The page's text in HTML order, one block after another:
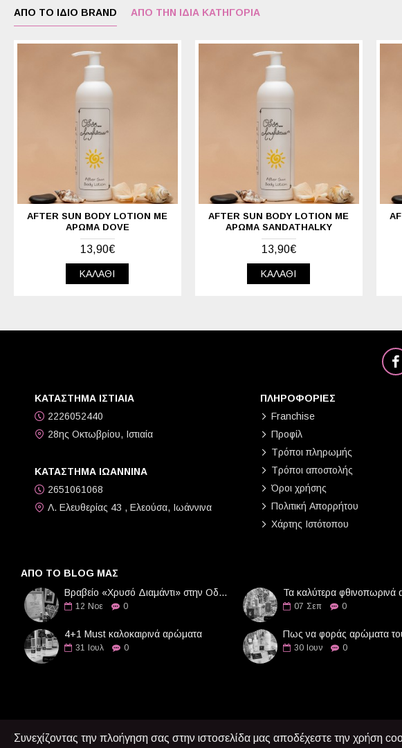
ΑΠΌ ΤΟ ΊΔΙΟ BRAND ΑΠΌ ΤΗΝ ΊΔΙΑ ΚΑΤΗΓΟΡΊΑ
AFTER SUN BODY LOTION ΜΕ
ΆΡΩΜΑ DOVE
13,90€
ΚΑΛΆΘΙ
AFTER SUN BODY LOTION ΜΕ
ΆΡΩΜΑ SANDATHALKY
13,90€
ΚΑΛΆΘΙ
ΚΑΤΑΣΤΗΜΑ ΙΣΤΙΑΙΑ
2226052440
28ης Οκτωβρίου, Ιστιαία
ΚΑΤΑΣΤΗΜΑ ΙΩΑΝΝΙΝΑ
2651061068
Λ. Ελευθερίας 43 , Ελεούσα, Ιωάννινα
ΠΛΗΡΟΦΟΡΙΕΣ
Franchise
Προφίλ
Τρόποι πληρωμής
Τρόποι αποστολής
Όροι χρήσης
Πολιτική Απορρήτου
Χάρτης Ιστότοπου
ΑΠΌ ΤΟ BLOG ΜΑΣ
Βραβείο «Χρυσό Διαμάντι» στην Οδό Αρωμάτων
12 Νοε 0
Τα καλύτερα φθινοπωρινά
07 Σεπ 0
4+1 Must καλοκαιρινά αρώματα
31 Ιουλ 0 30 Ιουν 0
©2021,ΑρώματαΟδός Αρωμάτων - κατασκευή eshop reweb.gr
Συνεχίζοντας την πλοήγηση σας στην ιστοσελίδα μας αποδέχεστε την χρήση